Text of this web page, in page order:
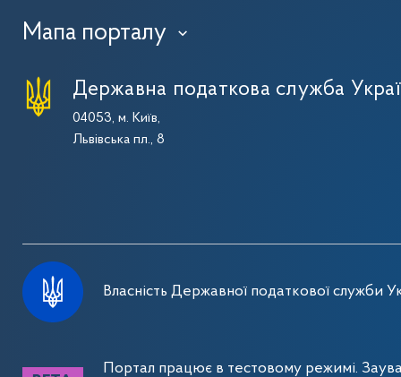
Мапа порталу ›
Державна податкова служба
04053, м. Київ,
Львівська пл., 8
Власність Державної податкової служби
Портал працює в тестовому режимі.